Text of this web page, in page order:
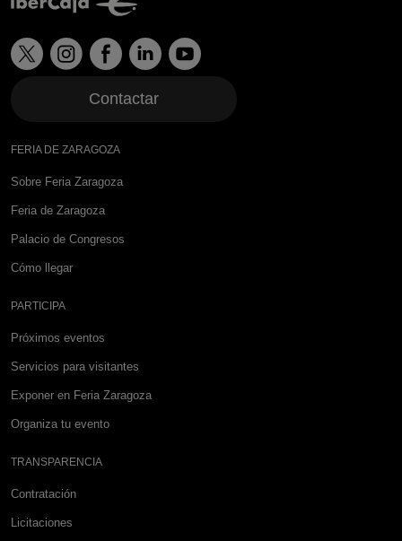
Contactar
FERIA DE ZARAGOZA
Sobre Feria Zaragoza
Feria de Zaragoza
Palacio de Congresos
Cómo llegar
PARTICIPA
Próximos eventos
Servicios para visitantes
Exponer en Feria Zaragoza
Organiza tu evento
TRANSPARENCIA
Contratación
Licitaciones